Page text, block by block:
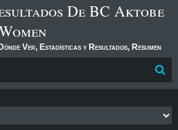
De BC Aktobe
Ver, Estadísticas y Resultados, Resumen